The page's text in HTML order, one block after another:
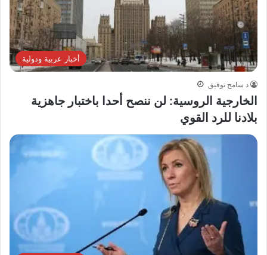
أخبار عربية ودولية
د سامح توفيق
الخارجية الروسية: لن ننصح أحدا باختبار جاهزية
بلادنا للرد القوي